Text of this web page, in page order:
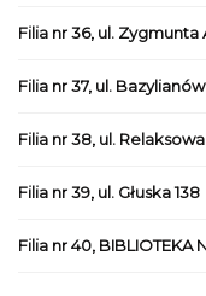
Filia nr 36, ul. Zygmunta
Filia nr 37, ul.
Filia nr 38, ul. Relaksowa
Filia nr 39, ul. Głuska 138
Filia nr 40, BIBLIOTEKA